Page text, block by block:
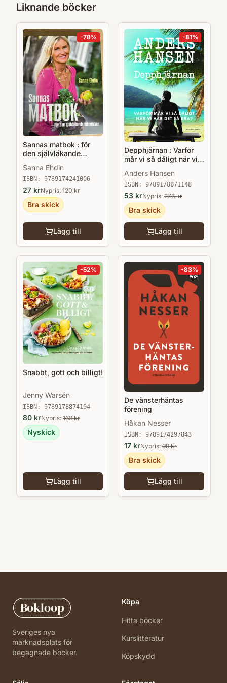
Liknande böcker
-78%
Sannas matbok : för
den självläkande
Sanna Ehdin
ISBN: 9789174241006
27 krNypris: 120kr
Bra skick
Lägg till
-81%
Depphjärnan : Varför
mår vi så dåligt när vi
Anders Hansen
ISBN: 9789178871148
53 krNypris: 276kr
Bra skick
Lägg till
-52%
Snabbt, gott och billigt!
Jenny Warsén
ISBN: 9789178874194
80 krNypris: 168kr
Nyskick
Lägg till
-83%
De vänsterhäntas
förening
Håkan Nesser
ISBN: 9789174297843
17 krNypris: 99kr
Bra skick
Lägg till
Bokloop
Sveriges nya
marknadsplats för
begagnade böcker.
Köpa
Hitta böcker
Kurslitteratur
Köpskydd